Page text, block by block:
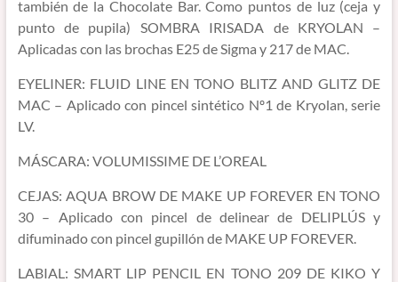
también de la Chocolate Bar. Como puntos de luz (ceja y
punto de pupila) SOMBRA IRISADA de KRYOLAN –
Aplicadas con las brochas E25 de Sigma y 217 de MAC.
EYELINER: FLUID LINE EN TONO BLITZ AND GLITZ DE
MAC – Aplicado con pincel sintético Nº1 de Kryolan, serie
LV.
MÁSCARA: VOLUMISSIME DE L’OREAL
CEJAS: AQUA BROW DE MAKE UP FOREVER EN TONO
30 – Aplicado con pincel de delinear de DELIPLÚS y
difuminado con pincel gupillón de MAKE UP FOREVER.
LABIAL: SMART LIP PENCIL EN TONO 209 DE KIKO Y